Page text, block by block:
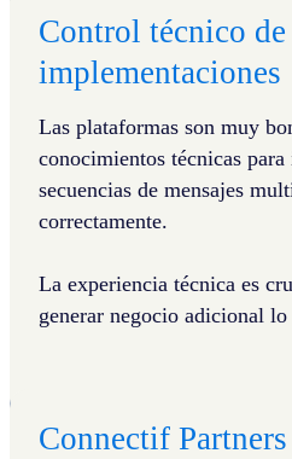
Control técnico de
implementaciones
Las plataformas son muy
conocimientos técnicas
secuencias de mensajes
correctamente.
La experiencia técnica es
generar negocio adicional lo
Connectif Partners